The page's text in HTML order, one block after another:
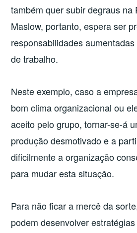
também quer subir degraus na
Maslow, portanto, espera ser
responsabilidades
de trabalho.
Neste exemplo, caso a
bom clima organizacional ou
aceito pelo grupo, tornar-se-á
produção desmotivado e a
dificilmente a organização
para mudar esta situação.
Para não ficar a mercê da
podem desenvolver